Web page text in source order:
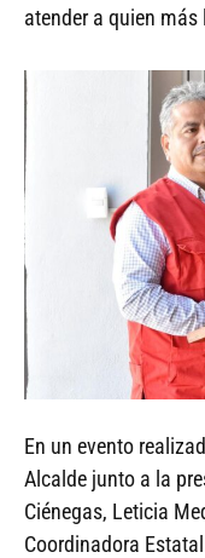
atender a quien más
En un evento
Alcalde junto a la
Ciénegas, Leticia
Coordinadora